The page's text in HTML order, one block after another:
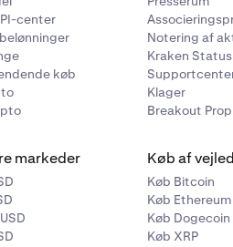
center
køb
Notering af
Kraken Status
Klager
Breakout
markeder Køb af
Køb Bitcoin
Køb Ethereum
Køb Dogecoin
Køb XRP